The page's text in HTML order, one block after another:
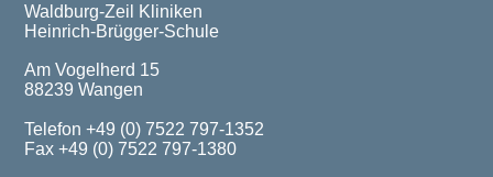
Waldburg-Zeil Kliniken
Heinrich-Brügger-Schule
Am Vogelherd 15
88239 Wangen
Telefon +49 (0) 7522 797-1352
Fax +49 (0) 7522 797-1380